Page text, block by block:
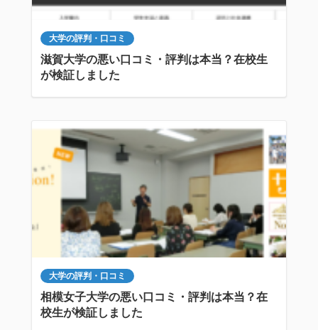
大学の評判・口コミ
滋賀大学の悪い口コミ・評判は本当？在校生
が検証しました
大学の評判・口コミ
相模女子大学の悪い口コミ・評判は本当？在
校生が検証しました